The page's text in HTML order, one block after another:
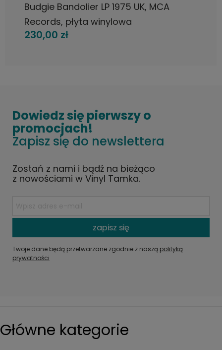
Budgie Bandolier LP 1975 UK, MCA
Records, płyta winylowa
230,00 zł
Dowiedz się pierwszy o
promocjach!
Zapisz się do newslettera
Zostań z nami i bądź na bieżąco
z nowościami w Vinyl Tamka.
zapisz się
Twoje dane będą przetwarzane zgodnie z naszą polityką
prywatności
Główne kategorie